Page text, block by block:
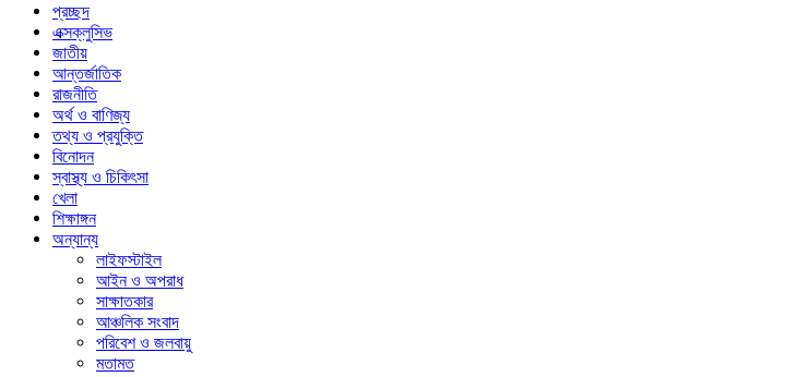
প্রচ্ছদ
এক্সক্লুসিভ
জাতীয়
আন্তর্জাতিক
রাজনীতি
অর্থ ও বাণিজ্য
তথ্য ও প্রযুক্তি
বিনোদন
স্বাস্থ্য ও চিকিৎসা
খেলা
শিক্ষাঙ্গন
অন্যান্য
লাইফস্টাইল
আইন ও অপরাধ
সাক্ষাতকার
আঞ্চলিক সংবাদ
পরিবেশ ও জলবায়ু
মতামত